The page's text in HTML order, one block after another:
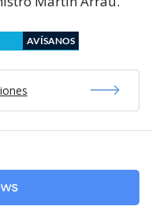
AVÍSANOS